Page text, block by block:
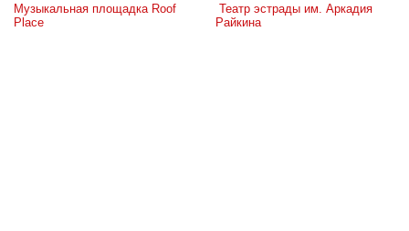
Музыкальная площадка Roof
Place
Райкина